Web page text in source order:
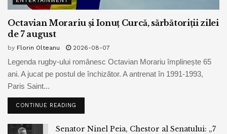
Octavian Morariu și Ionuț Curcă, sărbătoriții zilei
de 7 august
by Florin Olteanu 2026-08-07
Legenda rugby-ului românesc Octavian Morariu împlinește 65
ani. A jucat pe postul de închizător. A antrenat în 1991-1993,
Paris Saint...
CONTINUE READING
Senator Ninel Peia, Chestor al Senatului: „7